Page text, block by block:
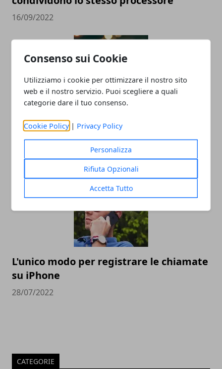
Consenso sui Cookie
Utilizziamo i cookie per ottimizzare il nostro sito
web e il nostro servizio. Puoi scegliere a quali
categorie dare il tuo consenso.
Cookie Policy | Privacy Policy
Personalizza
Rifiuta Opzionali
Accetta Tutto
16/09/2022
Quali sono gli smartphone più veloci al
mondo
L'unico modo per registrare le chiamate
su iPhone
28/07/2022
CATEGORIE